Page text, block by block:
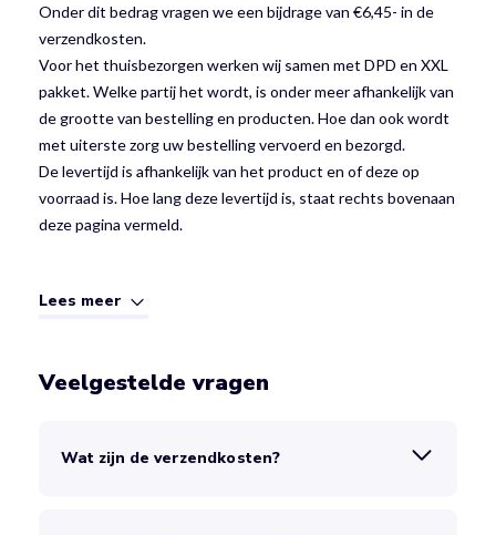
Onder dit bedrag vragen we een bijdrage van €6,45- in de
verzendkosten.
Voor het thuisbezorgen werken wij samen met DPD en XXL
pakket. Welke partij het wordt, is onder meer afhankelijk van
de grootte van bestelling en producten. Hoe dan ook wordt
met uiterste zorg uw bestelling vervoerd en bezorgd.
De levertijd is afhankelijk van het product en of deze op
voorraad is. Hoe lang deze levertijd is, staat rechts bovenaan
deze pagina vermeld.
Lees meer
Veelgestelde vragen
Wat zijn de verzendkosten?